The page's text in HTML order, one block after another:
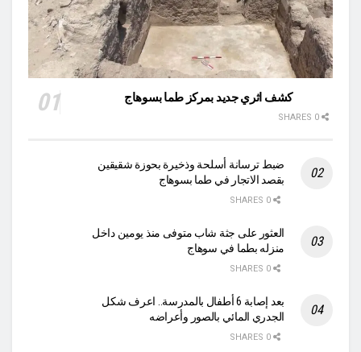
كشف اثري جديد بمركز طما بسوهاج
ضبط ترسانة أسلحة وذخيرة بحوزة شقيقين
بقصد الاتجار في طما بسوهاج
العثور على جثة شاب متوفى منذ يومين داخل
منزله بطما في سوهاج
بعد إصابة 6 أطفال بالمدرسة.. اعرف شكل
الجدري المائي بالصور وأعراضه